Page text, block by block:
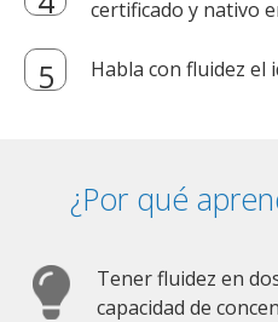
certificado y nativo
Habla con fluidez el
¿Por qué
Tener fluidez en
capacidad de